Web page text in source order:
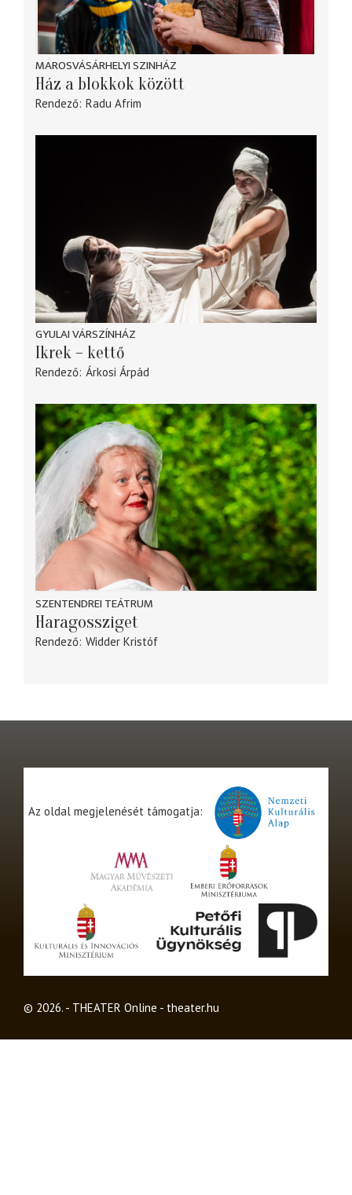
MAROSVÁSÁRHELYI SZINHÁZ
Ház a blokkok között
Rendező Radu Afrim
GYULAI VÁRSZÍNHÁZ
Ikrek – kettő
Rendező Árkosi Árpád
SZENTENDREI TEÁTRUM
Haragossziget
Rendező Widder Kristóf
Az oldal megjelenését támogatja:
© 2026. - THEATER Online - theater.hu